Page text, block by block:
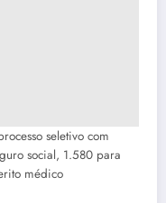
seletivo com
social, 1.580 para
médico